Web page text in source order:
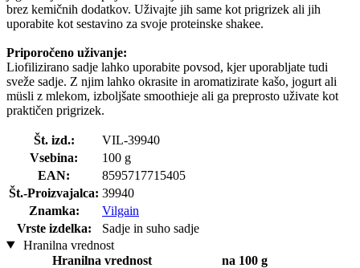
brez kemičnih dodatkov. Uživajte jih same kot prigrizek ali jih
uporabite kot sestavino za svoje proteinske shakee.
Priporočeno uživanje:
Liofilizirano sadje lahko uporabite povsod, kjer uporabljate tudi
sveže sadje. Z njim lahko okrasite in aromatizirate kašo, jogurt ali
müsli z mlekom, izboljšate smoothieje ali ga preprosto uživate kot
praktičen prigrizek.
Št. izd.:
VIL-39940
Vsebina:
100 g
EAN:
8595717715405
Št.-Proizvajalca: 39940
Znamka:
Vilgain
Vrste izdelka:
Sadje in suho sadje
Hranilna vrednost
Hranilna vrednost
na 100 g